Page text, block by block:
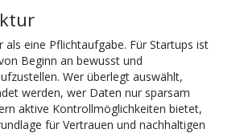
als eine Pflichtaufgabe. Für Startups ist
Beginn an bewusst und
Wer überlegt auswählt,
werden, wer Daten nur sparsam
aktive Kontrollmöglichkeiten bietet,
für Vertrauen und nachhaltigen